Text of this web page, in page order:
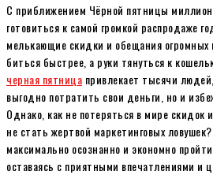
С приближением Чёрной пятницы
готовиться к самой громкой распродаже
мелькающие скидки и обещания
биться быстрее, а руки тянуться к
черная пятница привлекает тысячи
выгодно потратить свои деньги, но и
Однако, как не потеряться в мире
не стать жертвой маркетинговых
максимально осознанно и экономно
оставаясь с приятными впечатлениями и